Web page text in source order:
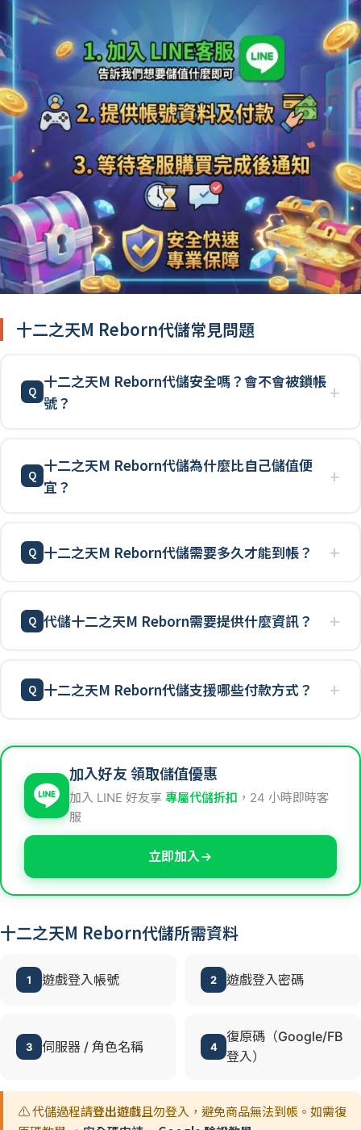
十二之天M Reborn代儲常見問題
十二之天M Reborn代儲安全嗎？會不會被鎖帳
號？
十二之天M Reborn代儲為什麼比自己儲值便
宜？
十二之天M Reborn代儲需要多久才能到帳？
代儲十二之天M Reborn需要提供什麼資訊？
十二之天M Reborn代儲支援哪些付款方式？
加入好友 領取儲值優惠
加入 LINE 好友享 專屬代儲折扣 ，24 小時即時客
服
立即加入
十二之天M Reborn代儲所需資料
1 遊戲登入帳號 2 遊戲登入密碼
3 伺服器 / 角色名稱 4
復原碼（Google/FB
登入）
⚠️ 代儲過程請登出遊戲且勿登入，避免商品無法到帳。如需復